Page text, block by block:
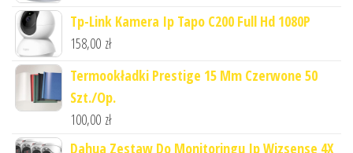
Tp-Link Kamera Ip Tapo C200 Full Hd 1080P
158,00 zł
Termookładki Prestige 15 Mm Czerwone 50
Szt./Op.
100,00 zł
Dahua Zestaw Do Monitoringu Ip Wizsense 4X